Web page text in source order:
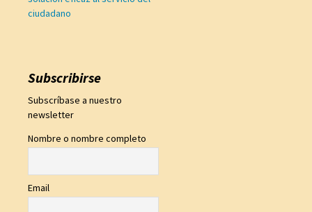
ciudadano
Subscribirse
Subscríbase a nuestro
newsletter
Nombre o nombre completo
Email